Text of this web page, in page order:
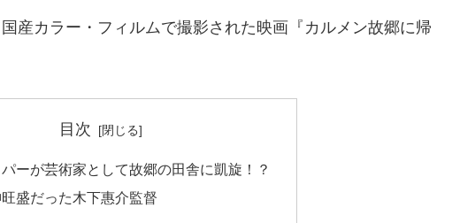
産カラー・フィルムで撮影された映画『カルメン故郷に帰
目次
ーが芸術家として故郷の田舎に凱旋！？
盛だった木下惠介監督